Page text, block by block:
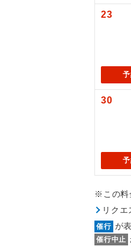
23
30
※この料
リクエ
催行 が
催行中止